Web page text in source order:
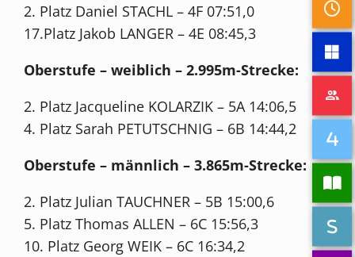
2. Platz Daniel STACHL – 4F 07:51,0
17.Platz Jakob LANGER – 4E 08:45,3
Oberstufe – weiblich – 2.995m-Strecke:
2. Platz Jacqueline KOLARZIK – 5A 14:06,5
4. Platz Sarah PETUTSCHNIG – 6B 14:44,2
Oberstufe – männlich – 3.865m-Strecke:
2. Platz Julian TAUCHNER – 5B 15:00,6
5. Platz Thomas ALLEN – 6C 15:56,3
10. Platz Georg WEIK – 6C 16:34,2